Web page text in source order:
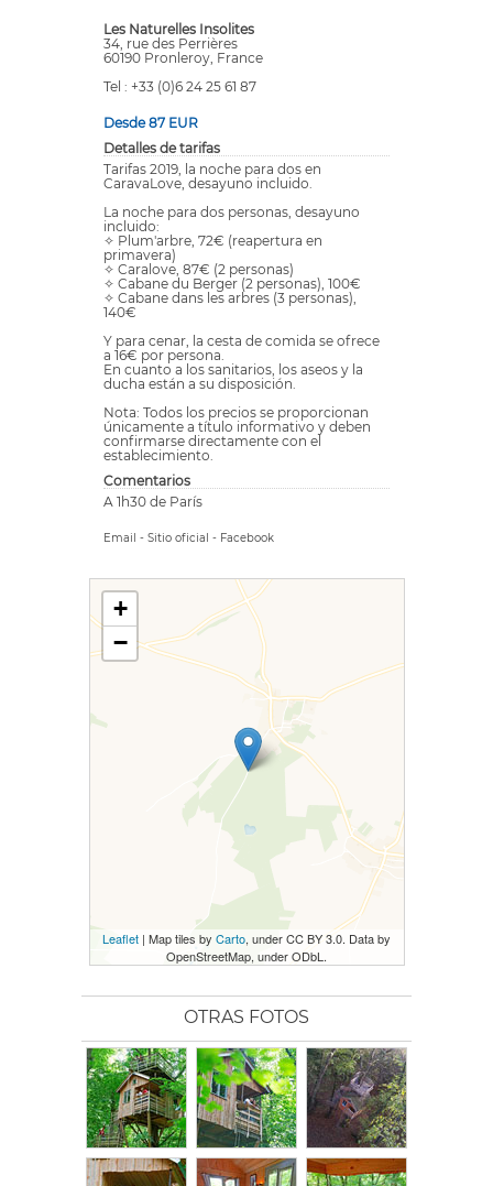
Les Naturelles Insolites
34, rue des Perrières
60190 Pronleroy, France
Tel : +33 (0)6 24 25 61 87
Desde 87 EUR
Detalles de tarifas
Tarifas 2019, la noche para dos en
CaravaLove, desayuno incluido.
La noche para dos personas, desayuno
incluido:
✧ Plum'arbre, 72€ (reapertura en
primavera)
✧ Caralove, 87€ (2 personas)
✧ Cabane du Berger (2 personas), 100€
✧ Cabane dans les arbres (3 personas),
140€
Y para cenar, la cesta de comida se ofrece
a 16€ por persona.
En cuanto a los sanitarios, los aseos y la
ducha están a su disposición.
Nota: Todos los precios se proporcionan
únicamente a título informativo y deben
confirmarse directamente con el
establecimiento.
Comentarios
A 1h30 de París
Email - Sitio oficial - Facebook
+
−
Leaflet | Map tiles by Carto, under CC BY 3.0. Data by
OpenStreetMap, under ODbL.
OTRAS FOTOS